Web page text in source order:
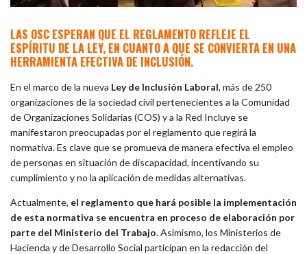
LAS OSC ESPERAN QUE EL REGLAMENTO REFLEJE EL
ESPÍRITU DE LA LEY, EN CUANTO A QUE SE CONVIERTA EN UNA
HERRAMIENTA EFECTIVA DE INCLUSIÓN.
En el marco de la nueva Ley de Inclusión Laboral, más de 250
organizaciones de la sociedad civil pertenecientes a la Comunidad
de Organizaciones Solidarias (COS) y a la Red Incluye se
manifestaron preocupadas por el reglamento que regirá la
normativa. Es clave que se promueva de manera efectiva el empleo
de personas en situación de discapacidad, incentivando su
cumplimiento y no la aplicación de medidas alternativas.
Actualmente, el reglamento que hará posible la implementación
de esta normativa se encuentra en proceso de elaboración por
parte del Ministerio del Trabajo. Asimismo, los Ministerios de
Hacienda y de Desarrollo Social participan en la redacción del